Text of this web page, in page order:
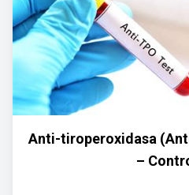
Anti-tiroperoxidasa
–